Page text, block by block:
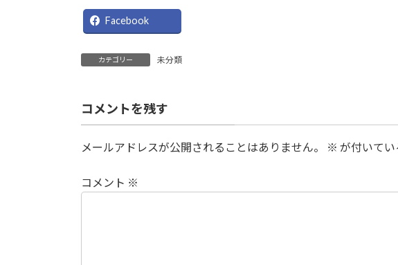
Facebook
カテゴリー 未分類
コメントを残す
メールアドレスが公開されることはありません。 ※ が付いて
コメント ※